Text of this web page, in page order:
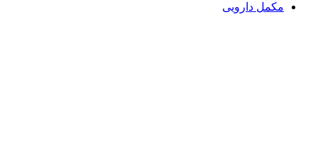
مکمل دارویی